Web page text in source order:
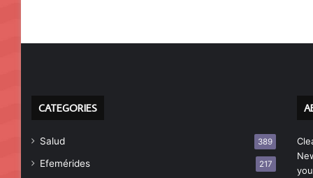
CATEGORIES
Salud 389
Efemérides 217